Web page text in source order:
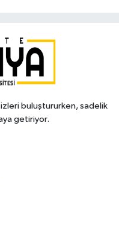
buluştururken, sadelik
getiriyor.